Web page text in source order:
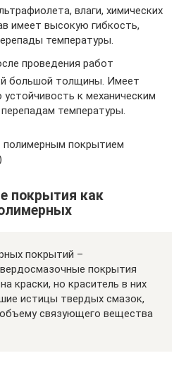
влаги, химических
имеет высокую гибкость,
температуры.
проведения работ
большой толщины. Имеет
к механическим
температуры.
покрытием
покрытия как
покрытий –
покрытия
краски, но краситель в них
истицы твердых смазок,
связующего вещества